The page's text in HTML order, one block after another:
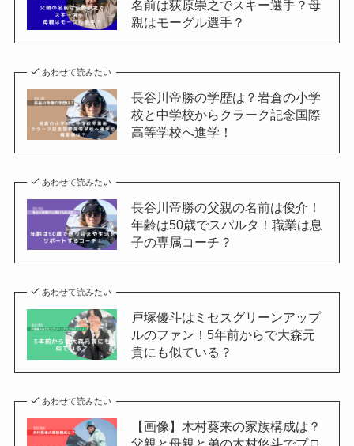
名前は荻原崇之でスキー選手？母
親はモーグル選手？
あわせて読みたい
長谷川帝勝の学歴は？岩倉の小学
校と中学校からクラーク記念国際
高等学校へ進学！
あわせて読みたい
長谷川帝勝の父親の名前は俊介！
年齢は50歳でスパルタ！職業は息
子の専属コーチ？
あわせて読みたい
戸塚優斗はミセスグリーンアップ
ルのファン！5年前からで大森元
貴にも似ている？
あわせて読みたい
【画像】木村葵来の家族構成は？